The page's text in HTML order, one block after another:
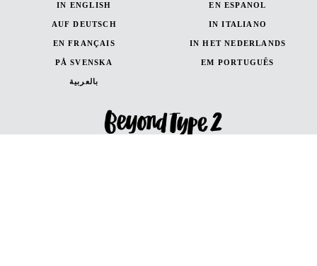
IN ENGLISH EN ESPANOL
AUF DEUTSCH IN ITALIANO
EN FRANÇAIS IN HET NEDERLANDS
PÅ SVENSKA EM PORTUGUÊS
بالعربية